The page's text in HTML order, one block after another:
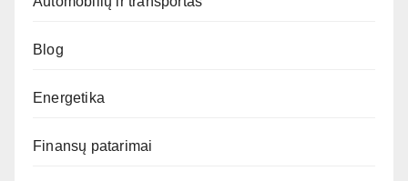
Blog
Energetika
Finansų patarimai